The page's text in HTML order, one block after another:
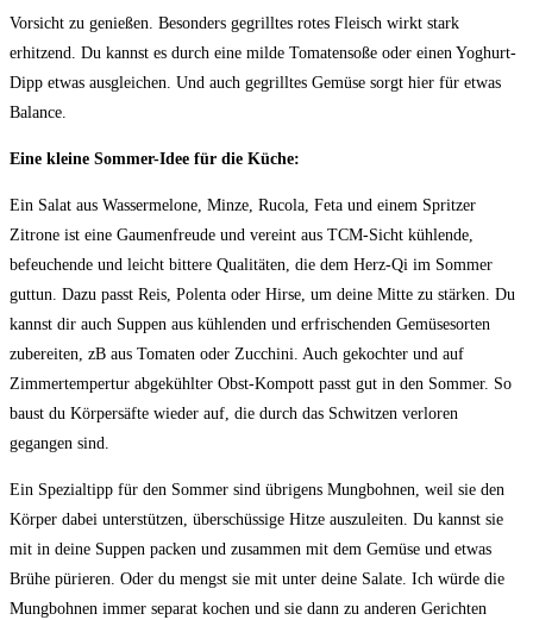
Vorsicht zu genießen. Besonders gegrilltes rotes Fleisch wirkt stark
erhitzend. Du kannst es durch eine milde Tomatensoße oder einen Yoghurt-
Dipp etwas ausgleichen. Und auch gegrilltes Gemüse sorgt hier für etwas
Balance.
Eine kleine Sommer-Idee für die Küche:
Ein Salat aus Wassermelone, Minze, Rucola, Feta und einem Spritzer
Zitrone ist eine Gaumenfreude und vereint aus TCM-Sicht kühlende,
befeuchende und leicht bittere Qualitäten, die dem Herz-Qi im Sommer
guttun. Dazu passt Reis, Polenta oder Hirse, um deine Mitte zu stärken. Du
kannst dir auch Suppen aus kühlenden und erfrischenden Gemüsesorten
zubereiten, zB aus Tomaten oder Zucchini. Auch gekochter und auf
Zimmertempertur abgekühlter Obst-Kompott passt gut in den Sommer. So
baust du Körpersäfte wieder auf, die durch das Schwitzen verloren
gegangen sind.
Ein Spezialtipp für den Sommer sind übrigens Mungbohnen, weil sie den
Körper dabei unterstützen, überschüssige Hitze auszuleiten. Du kannst sie
mit in deine Suppen packen und zusammen mit dem Gemüse und etwas
Brühe pürieren. Oder du mengst sie mit unter deine Salate. Ich würde die
Mungbohnen immer separat kochen und sie dann zu anderen Gerichten